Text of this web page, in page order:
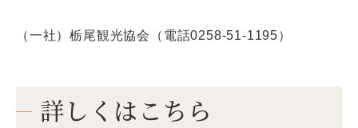
（一社）栃尾観光協会（電話0258-51-1195）
詳しくはこちら